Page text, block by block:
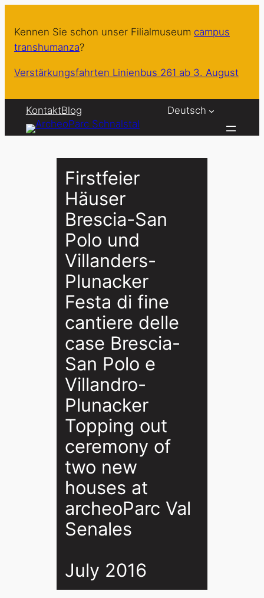
Inhalt
springen
Kennen Sie schon unser Filialmuseum campus
transhumanza?
Verstärkungsfahrten Linienbus 261 ab 3. August
KontaktBlog Deutsch
Firstfeier
Häuser
Brescia-San
Polo und
Villanders-
Plunacker
Festa di fine
cantiere delle
case Brescia-
San Polo e
Villandro-
Plunacker
Topping out
ceremony of
two new
houses at
archeoParc Val
Senales
July 2016